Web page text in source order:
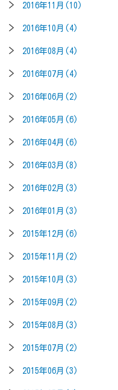
2016年11月(10)
2016年10月(4)
2016年08月(4)
2016年07月(4)
2016年06月(2)
2016年05月(6)
2016年04月(6)
2016年03月(8)
2016年02月(3)
2016年01月(3)
2015年12月(6)
2015年11月(2)
2015年10月(3)
2015年09月(2)
2015年08月(3)
2015年07月(2)
2015年06月(3)